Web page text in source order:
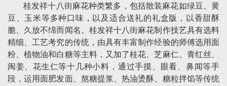
桂发祥十八街麻花种类繁多，包括散装麻花如绿豆、黄
豆、玉米等多种口味，以及适合送礼的礼盒版，以香甜酥
脆、久放不绵而闻名。桂发祥十八街麻花制作技艺具有选料
精细、工艺考究的传统，由具有丰富制作经验的师傅选用面
粉、植物油和白糖等主料，又加了桂花、芝麻仁、青红丝、
闽姜、花生仁等十几种小料，通过手摸、眼看、鼻闻等手
段，运用面肥发面、熬糖提浆、热油烫酥、糖粒拌馅等传统